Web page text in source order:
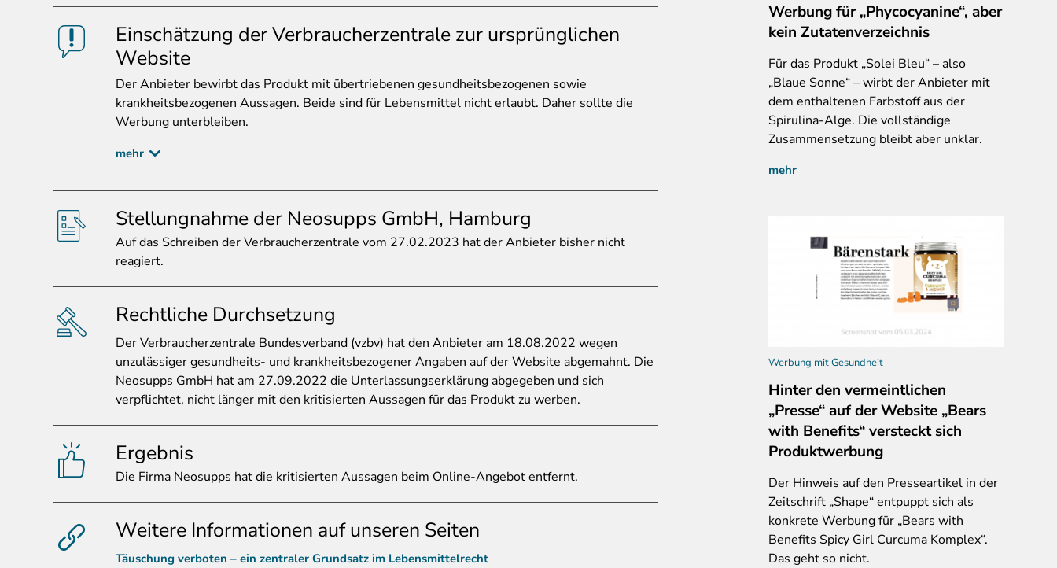
Einschätzung der Verbraucherzentrale zur ursprünglichen
Website
DerAnbieter bewirbt das Produkt mit übertriebenen gesundheitsbezogenen sowie
krankheitsbezogenen Aussagen. Beide sind für Lebensmittel nicht erlaubt. Daher sollte die
Werbung unterbleiben.
mehr
Stellungnahme der Neosupps GmbH, Hamburg
Aufdas Schreiben der Verbraucherzentrale vom 27.02.2023 hat der Anbieter bisher nicht
reagiert.
Rechtliche Durchsetzung
DerVerbraucherzentrale Bundesverband (vzbv) hat den Anbieter am 18.08.2022 wegen
unzulässiger gesundheits- und krankheitsbezogener Angaben auf der Website abgemahnt. Die
Neosupps GmbH hat am 27.09.2022 die Unterlassungserklärung abgegeben und sich
verpflichtet, nicht länger mit den kritisierten Aussagen für das Produkt zu werben.
Ergebnis
Die Firma Neosupps hat die kritisierten Aussagen beim Online-Angebot entfernt.
Weitere Informationen auf unseren Seiten
Täuschung verboten – ein zentraler Grundsatz im Lebensmittelrecht
Werbung für „Phycocyanine“, aber
kein Zutatenverzeichnis
Für das Produkt „Solei Bleu“ – also
„Blaue Sonne“ – wirbt der Anbieter mit
dem enthaltenen Farbstoff aus der
Spirulina-Alge. Die vollständige
Zusammensetzung bleibt aber unklar.
mehr
Werbung mit Gesundheit
Hinter den vermeintlichen
„Presse“ auf der Website „Bears
with Benefits“ versteckt sich
Produktwerbung
Der Hinweis auf den Presseartikel in der
Zeitschrift „Shape“ entpuppt sich als
konkrete Werbung für „Bears with
Benefits Spicy Girl Curcuma Komplex“.
Das geht so nicht.